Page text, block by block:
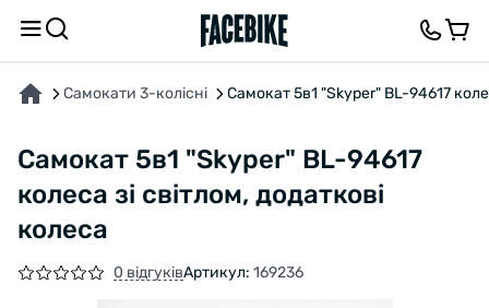
Самокати 3-колісні Самокат 5в1 "Skyper" BL-94617
Самокат 5в1 "Skyper" BL-94617
колеса зі світлом, додаткові
колеса
0 відгуківАртикул: 169236
ПРО ТОВАР ХАРАКТЕРИСТИКИВІДГУКИ ТА ЗАПИТАННЯ